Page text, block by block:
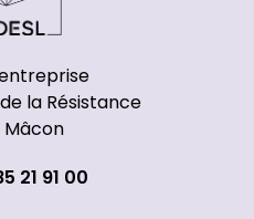
la Résistance
Mâcon
21 91 00